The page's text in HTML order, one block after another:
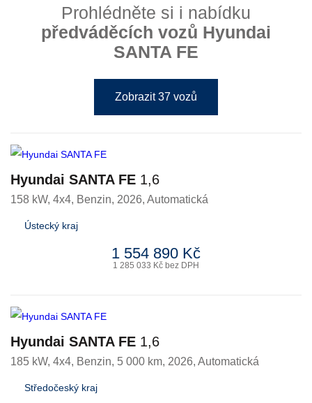
Prohlédněte si i nabídku
předváděcích vozů Hyundai
SANTA FE
Zobrazit 37 vozů
Hyundai SANTA FE 1,6
158 kW, 4x4, Benzin, 2026, Automatická
Ústecký kraj
1 554 890 Kč
1 285 033 Kč bez DPH
Hyundai SANTA FE 1,6
185 kW, 4x4, Benzin, 5 000 km, 2026, Automatická
Středočeský kraj